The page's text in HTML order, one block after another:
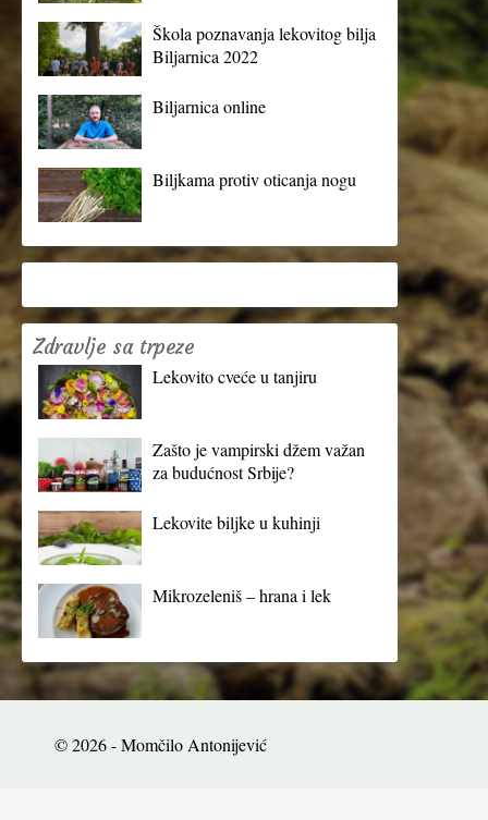
Škola poznavanja lekovitog bilja
Biljarnica 2022
Biljarnica online
Biljkama protiv oticanja nogu
Zdravlje sa trpeze
Lekovito cveće u tanjiru
Zašto je vampirski džem važan
za budućnost Srbije?
Lekovite biljke u kuhinji
Mikrozeleniš – hrana i lek
© 2026 - Momčilo Antonijević